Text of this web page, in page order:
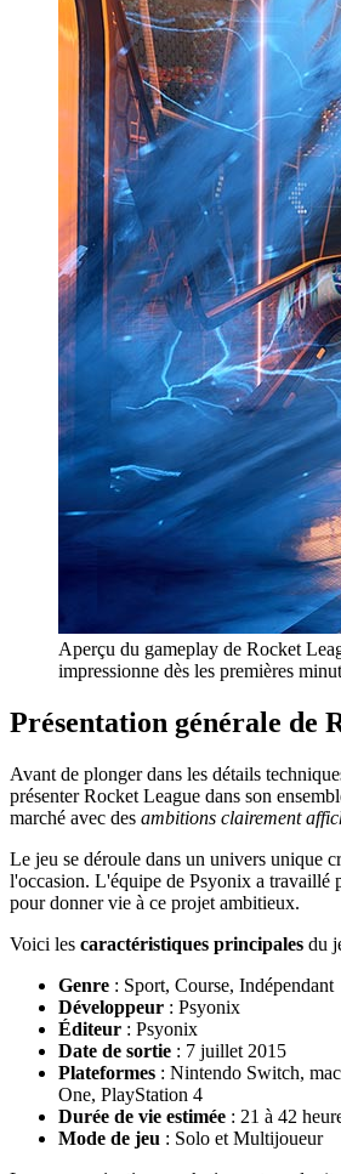
Aperçu du gameplay de Rocket
impressionne dès les premières
Présentation générale de
Avant de plonger dans les détails
présenter Rocket League dans son
marché avec des ambitions clairement
Le jeu se déroule dans un univers unique
l'occasion. L'équipe de Psyonix a travaillé
pour donner vie à ce projet ambitieux.
Voici les caractéristiques principales du
Genre : Sport, Course, Indépendant
Développeur : Psyonix
Éditeur : Psyonix
Date de sortie : 7 juillet 2015
Plateformes : Nintendo Switch,
One, PlayStation 4
Durée de vie estimée : 21 à 42
Mode de jeu : Solo et Multijoueur